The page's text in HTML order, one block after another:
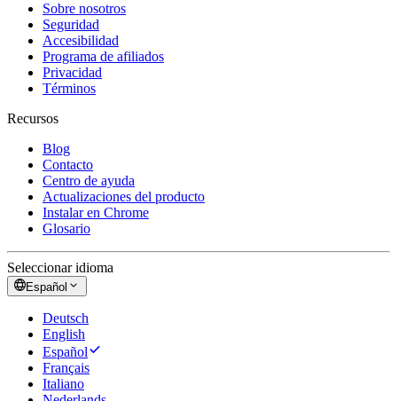
Sobre nosotros
Seguridad
Accesibilidad
Programa de afiliados
Privacidad
Términos
Recursos
Blog
Contacto
Centro de ayuda
Actualizaciones del producto
Instalar en Chrome
Glosario
Seleccionar idioma
Español
Deutsch
English
Español
Français
Italiano